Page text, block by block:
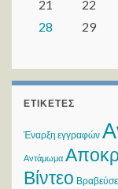
21
22
28
29
ΕΤΙΚΈΤΕΣ
Έναρξη εγγραφών
Αντάμωμα
Βίντεο